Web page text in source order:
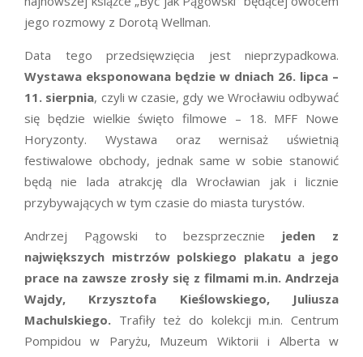
jego rozmowy z Dorotą Wellman.
Data tego przedsięwzięcia jest nieprzypadkowa.
Wystawa eksponowana będzie w dniach 26. lipca –
11. sierpnia, czyli w czasie, gdy we Wrocławiu odbywać
się będzie wielkie święto filmowe – 18. MFF Nowe
Horyzonty. Wystawa oraz wernisaż uświetnią
festiwalowe obchody, jednak same w sobie stanowić
będą nie lada atrakcję dla Wrocławian jak i licznie
przybywających w tym czasie do miasta turystów.
Andrzej Pągowski to bezsprzecznie jeden z
największych mistrzów polskiego plakatu a jego
prace na zawsze zrosły się z filmami m.in. Andrzeja
Wajdy, Krzysztofa Kieślowskiego, Juliusza
Machulskiego. Trafiły też do kolekcji m.in. Centrum
Pompidou w Paryżu, Muzeum Wiktorii i Alberta w